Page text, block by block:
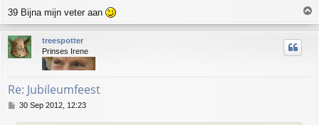
39 Bijna mijn veter aan
o
p
treespotter
Prinses Irene
Re: Jubileumfeest
P30 Sep 2012, 12:23